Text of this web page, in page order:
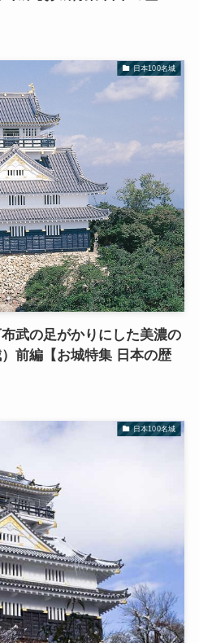
日本100名城
武の足がかりにした美濃の
前編【お城特集 日本の歴
日本100名城